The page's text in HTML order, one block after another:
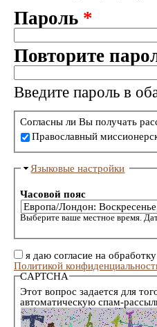
Пароль *
Повторите
Введите пароль в
Согласны ли Вы получать
Православный
Языковые настройки
Часовой пояс
Выберите ваше местное время.
я даю согласие на
Политикой
CAPTCHA
Этот вопрос задается для
автоматическую спам-